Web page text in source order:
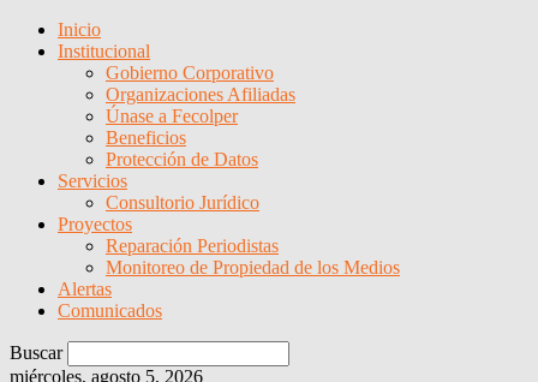
Inicio
Institucional
Gobierno Corporativo
Organizaciones Afiliadas
Únase a Fecolper
Beneficios
Protección de Datos
Servicios
Consultorio Jurídico
Proyectos
Reparación Periodistas
Monitoreo de Propiedad de los Medios
Alertas
Comunicados
Buscar
miércoles, agosto 5, 2026